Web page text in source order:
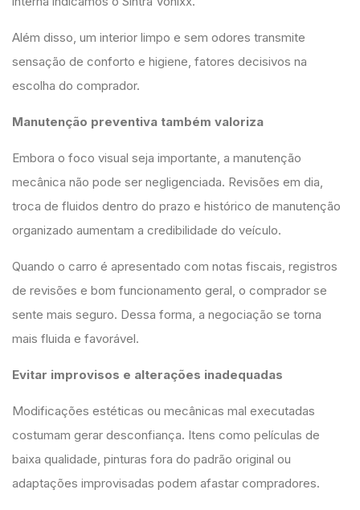
Além disso, um interior limpo e sem odores transmite
sensação de conforto e higiene, fatores decisivos na
escolha do comprador.
Manutenção preventiva também valoriza
Embora o foco visual seja importante, a manutenção
mecânica não pode ser negligenciada. Revisões em dia,
troca de fluidos dentro do prazo e histórico de manutenção
organizado aumentam a credibilidade do veículo.
Quando o carro é apresentado com notas fiscais, registros
de revisões e bom funcionamento geral, o comprador se
sente mais seguro. Dessa forma, a negociação se torna
mais fluida e favorável.
Evitar improvisos e alterações inadequadas
Modificações estéticas ou mecânicas mal executadas
costumam gerar desconfiança. Itens como películas de
baixa qualidade, pinturas fora do padrão original ou
adaptações improvisadas podem afastar compradores.